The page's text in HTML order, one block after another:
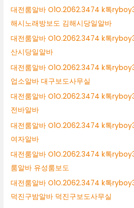
대전룸알바 O1O.2062.3474 k톡
해시노래방보도 김해시당일알바
대전룸알바 O1O.2062.3474 k톡
산시당일알바
대전룸알바 O1O.2062.3474 k톡
업소알바 대구보도사무실
대전룸알바 O1O.2062.3474 k톡
전바알바
대전룸알바 O1O.2062.3474 k톡
여자알바
대전룸알바 O1O.2062.3474 k톡
룸알바 유성룸보도
대전룸알바 O1O.2062.3474 k톡
덕진구밤알바 덕진구보도사무실